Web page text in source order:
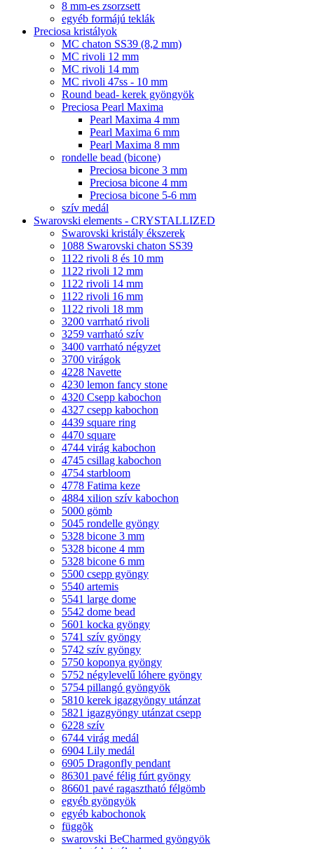
8 mm-es zsorzsett
egyéb formájú teklák
Preciosa kristályok
MC chaton SS39 (8,2 mm)
MC rivoli 12 mm
MC rivoli 14 mm
MC rivoli 47ss - 10 mm
Round bead- kerek gyöngyök
Preciosa Pearl Maxima
Pearl Maxima 4 mm
Pearl Maxima 6 mm
Pearl Maxima 8 mm
rondelle bead (bicone)
Preciosa bicone 3 mm
Preciosa bicone 4 mm
Preciosa bicone 5-6 mm
szív medál
Swarovski elements - CRYSTALLIZED
Swarovski kristály ékszerek
1088 Swarovski chaton SS39
1122 rivoli 8 és 10 mm
1122 rivoli 12 mm
1122 rivoli 14 mm
1122 rivoli 16 mm
1122 rivoli 18 mm
3200 varrható rivoli
3259 varrható szív
3400 varrható négyzet
3700 virágok
4228 Navette
4230 lemon fancy stone
4320 Csepp kabochon
4327 csepp kabochon
4439 square ring
4470 square
4744 virág kabochon
4745 csillag kabochon
4754 starbloom
4778 Fatima keze
4884 xilion szív kabochon
5000 gömb
5045 rondelle gyöngy
5328 bicone 3 mm
5328 bicone 4 mm
5328 bicone 6 mm
5500 csepp gyöngy
5540 artemis
5541 large dome
5542 dome bead
5601 kocka gyöngy
5741 szív gyöngy
5742 szív gyöngy
5750 koponya gyöngy
5752 négylevelű lóhere gyöngy
5754 pillangó gyöngyök
5810 kerek igazgyöngy utánzat
5821 igazgyöngy utánzat csepp
6228 szív
6744 virág medál
6904 Lily medál
6905 Dragonfly pendant
86301 pavé félig fúrt gyöngy
86601 pavé ragasztható félgömb
egyéb gyöngyök
egyéb kabochonok
függõk
swarovski BeCharmed gyöngyök